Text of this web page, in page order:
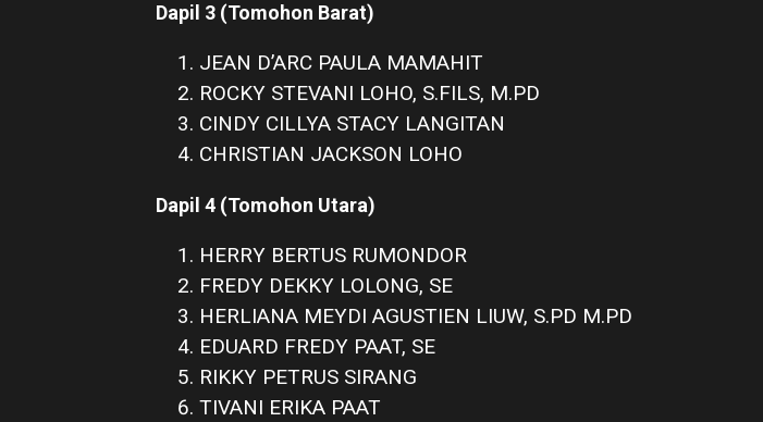
Dapil 3 (Tomohon Barat)
JEAN D’ARC PAULA MAMAHIT
ROCKY STEVANI LOHO, S.FILS, M.PD
CINDY CILLYA STACY LANGITAN
CHRISTIAN JACKSON LOHO
Dapil 4 (Tomohon Utara)
HERRY BERTUS RUMONDOR
FREDY DEKKY LOLONG, SE
HERLIANA MEYDI AGUSTIEN LIUW, S.PD M.PD
EDUARD FREDY PAAT, SE
RIKKY PETRUS SIRANG
TIVANI ERIKA PAAT